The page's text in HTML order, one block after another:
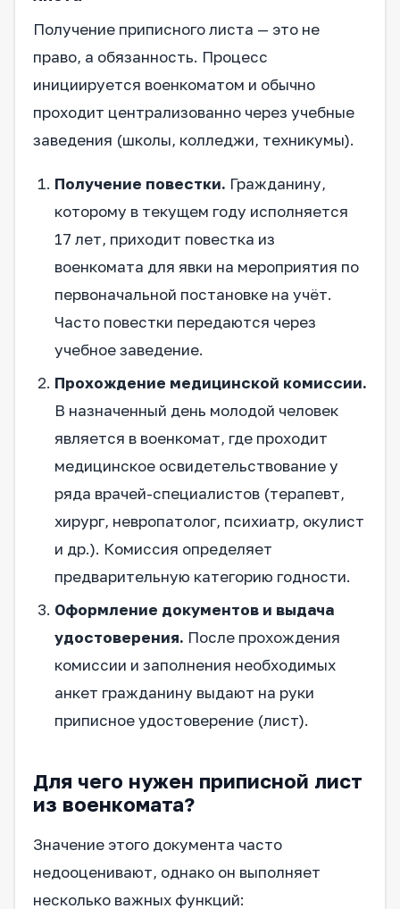
Получение приписного листа — это не
право, а обязанность. Процесс
инициируется военкоматом и обычно
проходит централизованно через учебные
заведения (школы, колледжи, техникумы).
Получение повестки. Гражданину,
которому в текущем году исполняется
17 лет, приходит повестка из
военкомата для явки на мероприятия по
первоначальной постановке на учёт.
Часто повестки передаются через
учебное заведение.
Прохождение медицинской комиссии.
В назначенный день молодой человек
является в военкомат, где проходит
медицинское освидетельствование у
ряда врачей-специалистов (терапевт,
хирург, невропатолог, психиатр, окулист
и др.). Комиссия определяет
предварительную категорию годности.
Оформление документов и выдача
удостоверения. После прохождения
комиссии и заполнения необходимых
анкет гражданину выдают на руки
приписное удостоверение (лист).
Для чего нужен приписной лист
из военкомата?
Значение этого документа часто
недооценивают, однако он выполняет
несколько важных функций: